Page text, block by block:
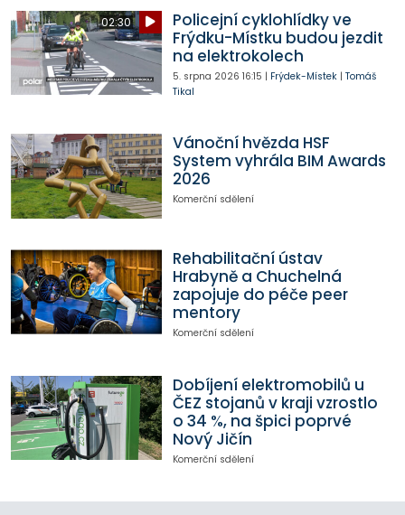
02:30
Policejní cyklohlídky ve
Frýdku-Místku budou jezdit
na elektrokolech
5. srpna 2026 16:15 | Frýdek-Místek| Tomáš
Tikal
Vánoční hvězda HSF
System vyhrála BIM Awards
2026
Komerční sdělení
Rehabilitační ústav
Hrabyně a Chuchelná
zapojuje do péče peer
mentory
Komerční sdělení
Dobíjení elektromobilů u
ČEZ stojanů v kraji vzrostlo
o 34 %, na špici poprvé
Nový Jičín
Komerční sdělení